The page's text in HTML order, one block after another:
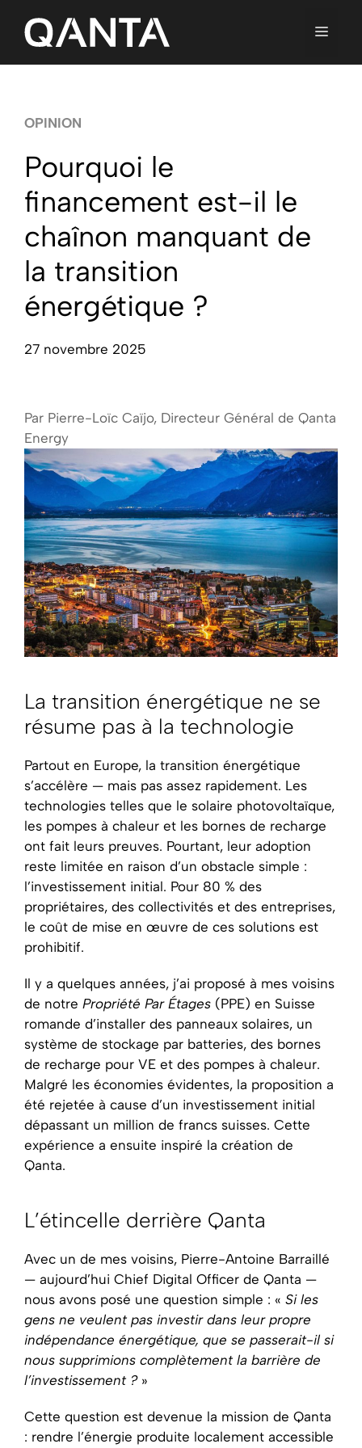
contenu
OPINION
Pourquoi le
financement est-il le
chaînon manquant de
la transition
énergétique ?
27 novembre 2025
Par Pierre-Loïc Caïjo, Directeur Général de Qanta
Energy
La transition énergétique ne se
résume pas à la technologie
Partout en Europe, la transition énergétique
s’accélère — mais pas assez rapidement. Les
technologies telles que le solaire photovoltaïque,
les pompes à chaleur et les bornes de recharge
ont fait leurs preuves. Pourtant, leur adoption
reste limitée en raison d’un obstacle simple :
l’investissement initial. Pour 80 % des
propriétaires, des collectivités et des entreprises,
le coût de mise en œuvre de ces solutions est
prohibitif.
Il y a quelques années, j’ai proposé à mes voisins
de notre Propriété Par Étages (PPE) en Suisse
romande d’installer des panneaux solaires, un
système de stockage par batteries, des bornes
de recharge pour VE et des pompes à chaleur.
Malgré les économies évidentes, la proposition a
été rejetée à cause d’un investissement initial
dépassant un million de francs suisses. Cette
expérience a ensuite inspiré la création de
Qanta.
L’étincelle derrière Qanta
Avec un de mes voisins, Pierre-Antoine Barraillé
— aujourd’hui Chief Digital Officer de Qanta —
nous avons posé une question simple : « Si les
gens ne veulent pas investir dans leur propre
indépendance énergétique, que se passerait-il si
nous supprimions complètement la barrière de
l’investissement ?»
Cette question est devenue la mission de Qanta
: rendre l’énergie produite localement accessible